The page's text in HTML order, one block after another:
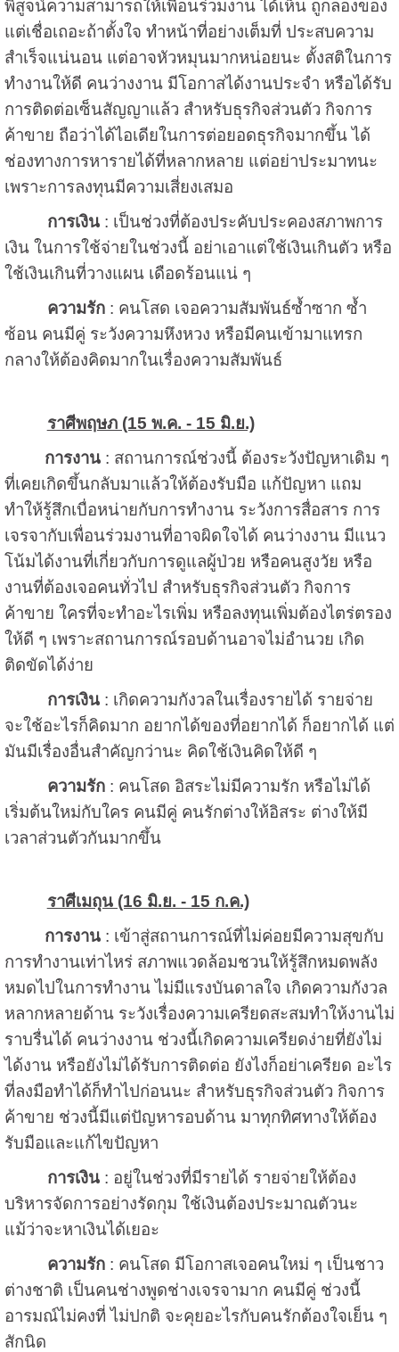
พิสูจน์ความสามารถให้เพื่อนร่วมงาน ได้เห็น ถูกลองของ
แต่เชื่อเถอะถ้าตั้งใจ ทำหน้าที่อย่างเต็มที่ ประสบความ
สำเร็จแน่นอน แต่อาจหัวหมุนมากหน่อยนะ ตั้งสติในการ
ทำงานให้ดี คนว่างงาน มีโอกาสได้งานประจำ หรือได้รับ
การติดต่อเซ็นสัญญาแล้ว สำหรับธุรกิจส่วนตัว กิจการ
ค้าขาย ถือว่าได้ไอเดียในการต่อยอดธุรกิจมากขึ้น ได้
ช่องทางการหารายได้ที่หลากหลาย แต่อย่าประมาทนะ
เพราะการลงทุนมีความเสี่ยงเสมอ
การเงิน: เป็นช่วงที่ต้องประคับประคองสภาพการ
เงิน ในการใช้จ่ายในช่วงนี้ อย่าเอาแต่ใช้เงินเกินตัว หรือ
ใช้เงินเกินที่วางแผน เดือดร้อนแน่ ๆ
ความรัก: คนโสด เจอความสัมพันธ์ซ้ำซาก ซ้ำ
ซ้อน คนมีคู่ ระวังความหึงหวง หรือมีคนเข้ามาแทรก
กลางให้ต้องคิดมากในเรื่องความสัมพันธ์
ราศีพฤษภ (15 พ.ค. - 15 มิ.ย.)
การงาน: สถานการณ์ช่วงนี้ ต้องระวังปัญหาเดิม ๆ
ที่เคยเกิดขึ้นกลับมาแล้วให้ต้องรับมือ แก้ปัญหา แถม
ทำให้รู้สึกเบื่อหน่ายกับการทำงาน ระวังการสื่อสาร การ
เจรจากับเพื่อนร่วมงานที่อาจผิดใจได้ คนว่างงาน มีแนว
โน้มได้งานที่เกี่ยวกับการดูแลผู้ป่วย หรือคนสูงวัย หรือ
งานที่ต้องเจอคนทั่วไป สำหรับธุรกิจส่วนตัว กิจการ
ค้าขาย ใครที่จะทำอะไรเพิ่ม หรือลงทุนเพิ่มต้องไตร่ตรอง
ให้ดี ๆ เพราะสถานการณ์รอบด้านอาจไม่อำนวย เกิด
ติดขัดได้ง่าย
การเงิน: เกิดความกังวลในเรื่องรายได้ รายจ่าย
จะใช้อะไรก็คิดมาก อยากได้ของที่อยากได้ ก็อยากได้ แต่
มันมีเรื่องอื่นสำคัญกว่านะ คิดใช้เงินคิดให้ดี ๆ
ความรัก: คนโสด อิสระไม่มีความรัก หรือไม่ได้
เริ่มต้นใหม่กับใคร คนมีคู่ คนรักต่างให้อิสระ ต่างให้มี
เวลาส่วนตัวกันมากขึ้น
ราศีเมถุน (16 มิ.ย. - 15 ก.ค.)
การงาน: เข้าสู่สถานการณ์ที่ไม่ค่อยมีความสุขกับ
การทำงานเท่าไหร่ สภาพแวดล้อมชวนให้รู้สึกหมดพลัง
หมดไปในการทำงาน ไม่มีแรงบันดาลใจ เกิดความกังวล
หลากหลายด้าน ระวังเรื่องความเครียดสะสมทำให้งานไม่
ราบรื่นได้ คนว่างงาน ช่วงนี้เกิดความเครียดง่ายที่ยังไม่
ได้งาน หรือยังไม่ได้รับการติดต่อ ยังไงก็อย่าเครียด อะไร
ที่ลงมือทำได้ก็ทำไปก่อนนะ สำหรับธุรกิจส่วนตัว กิจการ
ค้าขาย ช่วงนี้มีแต่ปัญหารอบด้าน มาทุกทิศทางให้ต้อง
รับมือและแก้ไขปัญหา
การเงิน: อยู่ในช่วงที่มีรายได้ รายจ่ายให้ต้อง
บริหารจัดการอย่างรัดกุม ใช้เงินต้องประมาณตัวนะ
แม้ว่าจะหาเงินได้เยอะ
ความรัก: คนโสด มีโอกาสเจอคนใหม่ ๆ เป็นชาว
ต่างชาติ เป็นคนช่างพูดช่างเจรจามาก คนมีคู่ ช่วงนี้
อารมณ์ไม่คงที่ ไม่ปกติ จะคุยอะไรกับคนรักต้องใจเย็น ๆ
สักนิด